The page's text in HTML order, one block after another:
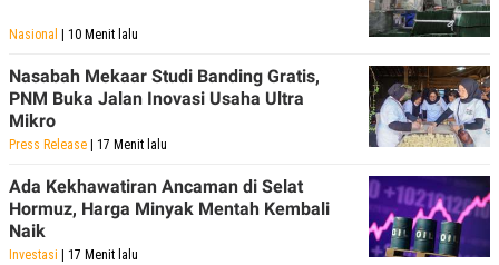
Nasional | 10 Menit lalu
Nasabah Mekaar Studi Banding Gratis,
PNM Buka Jalan Inovasi Usaha Ultra
Mikro
Press Release | 17 Menit lalu
Ada Kekhawatiran Ancaman di Selat
Hormuz, Harga Minyak Mentah Kembali
Naik
Investasi | 17 Menit lalu